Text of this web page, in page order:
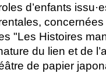
d’enfants issu·
"Les Histoires
du lien et de
de papier